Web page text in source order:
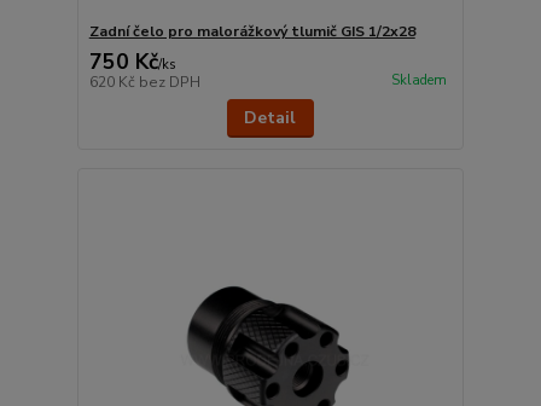
Zadní čelo pro malorážkový tlumič GIS 1/2x28
750 Kč/ks
620 Kč bez DPH Skladem
Detail